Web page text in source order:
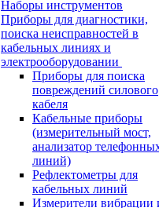
Наборы инструментов
Приборы для диагностики,
поиска неисправностей в
кабельных линиях и
электрооборудовании
Приборы для поиска
повреждений силового
кабеля
Кабельные приборы
(измерительный мост,
анализатор
линий)
Рефлектометры для
кабельных линий
Измерители вибрации